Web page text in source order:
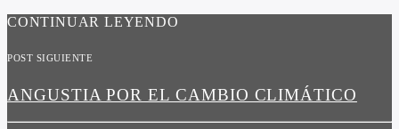
CONTINUAR LEYENDO
POST SIGUIENTE
ANGUSTIA POR EL CAMBIO CLIMÁTICO